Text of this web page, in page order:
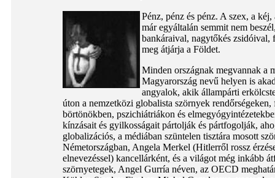
Pénz, pénz és pénz. A szex, a
már egyáltalán semmit nem
bankáraival, nagytőkés zsidóival,
meg átjárja a Földet.
Minden országnak megvannak a
Magyarország nevű helyen is
angyalok, akik állampárti
úton a nemzetközi globalista szörnyek rendőrségeken,
börtönökben, pszichiátriákon és
kínzásait és gyilkosságait pártolják és pártfogolják,
globalizációs, a médiában szüntelen tisztára mosott
Németországban, Angela Merkel (Hitlerről rossz
elnevezéssel) kancellárként, és a világot még inkább
szörnyetegek, Angel Gurría néven, az OECD